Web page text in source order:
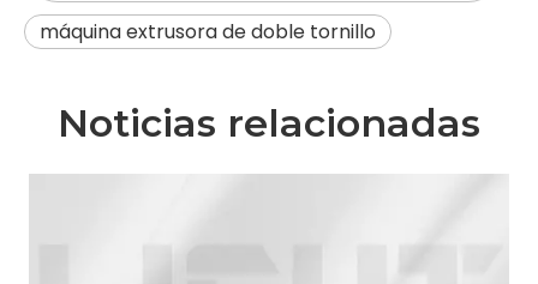
máquina extrusora de doble tornillo
Noticias relacionadas